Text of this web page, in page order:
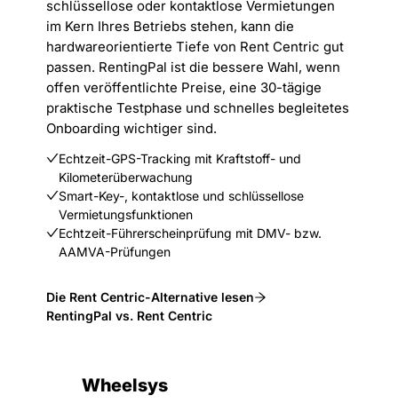
schlüssellose oder kontaktlose Vermietungen
im Kern Ihres Betriebs stehen, kann die
hardwareorientierte Tiefe von Rent Centric gut
passen. RentingPal ist die bessere Wahl, wenn
offen veröffentlichte Preise, eine 30-tägige
praktische Testphase und schnelles begleitetes
Onboarding wichtiger sind.
Echtzeit-GPS-Tracking mit Kraftstoff- und
Kilometerüberwachung
Smart-Key-, kontaktlose und schlüssellose
Vermietungsfunktionen
Echtzeit-Führerscheinprüfung mit DMV- bzw.
AAMVA-Prüfungen
Die Rent Centric-Alternative lesen
RentingPal vs. Rent Centric
Wheelsys